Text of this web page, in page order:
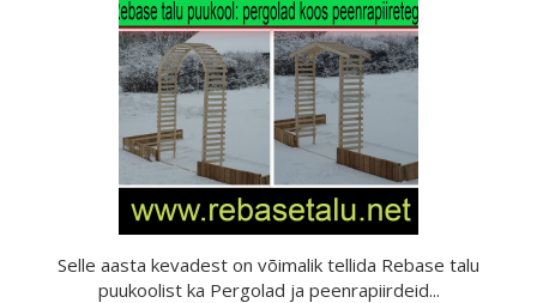
Selle aasta kevadest on võimalik tellida Rebase talu
puukoolist ka Pergolad ja peenrapiirdeid...